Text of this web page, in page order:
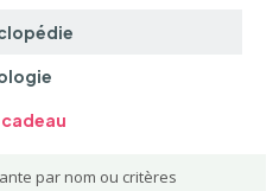
par nom ou critères